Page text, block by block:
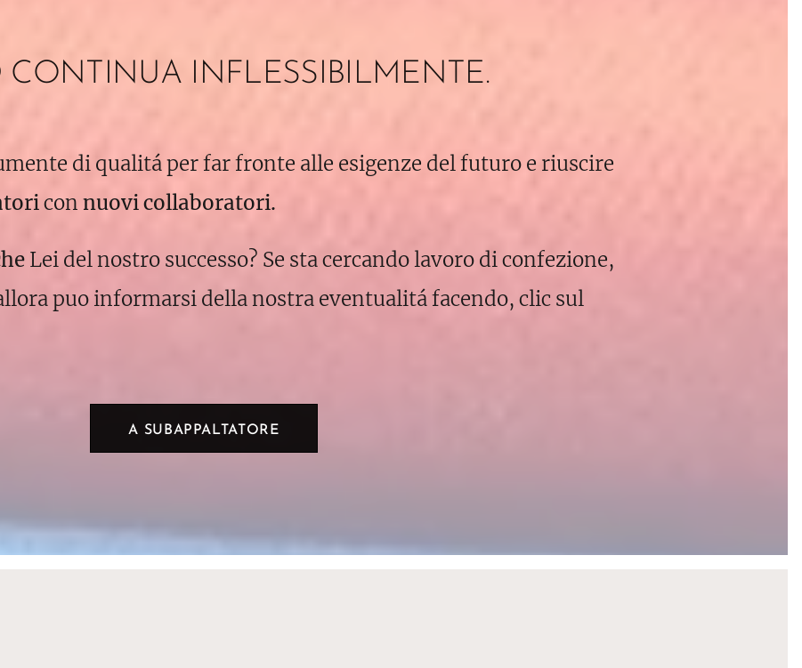
CONTINUA INFLESSIBILMENTE.
di qualitá per far fronte alle esigenze del futuro e riuscire
con nuovi collaboratori.
Lei del nostro successo? Se sta cercando lavoro di confezione,
puo informarsi della nostra eventualitá facendo, clic sul
A SUBAPPALTATORE